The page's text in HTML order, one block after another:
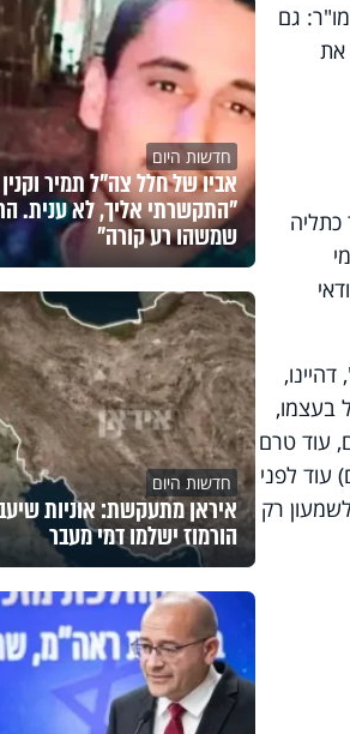
גם
את
בעצמו,
עוד טרם
עוד לפני
רק
חדשות היום
אביו של חלל צה"ל תמיר
"התקשרתי אליך, לא ענית.
שמשהו רע קורה"
חדשות היום
איראן מתעקשת: אוניות
הורמוז ישלמו דמי מעבר